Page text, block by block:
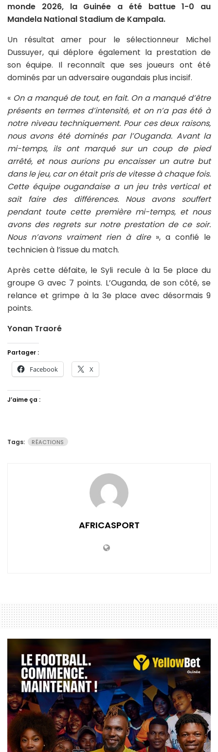
monde 2026, la Guinée a été battue 1-0 au
Mandela National Stadium de Kampala.
Un résultat amer pour le sélectionneur Michel
Dussuyer, qui déplore également la prestation de
son équipe. Il reconnaît que ses joueurs ont été
dominés par un adversaire ougandais plus incisif.
« On a manqué de tout, en fait. On a manqué d’être
présents en termes d’intensité, et on n’a pas été à
notre niveau techniquement. Pour ces deux raisons,
nous avons été dominés par l’Ouganda. Avant la
mi-temps, ils ont marqué sur un coup de pied
arrêté, et nous aurions pu encaisser un autre but
dans le jeu, car on était pris de vitesse à chaque fois.
Cette équipe ougandaise a un jeu très vertical et
sait faire des différences. Nous avons souffert
pendant toute cette première mi-temps, et nous
avons des regrets sur notre prestation de ce soir.
Nous n’avons vraiment rien à dire», a confié le
technicien à l’issue du match.
Après cette défaite, le Syli recule à la 5e place du
groupe G avec 7 points. L’Ouganda, de son côté, se
relance et grimpe à la 3e place avec désormais 9
points.
Yonan Traoré
Partager :
Facebook X
J’aime ça :
Tags: RÉACTIONS
AFRICASPORT